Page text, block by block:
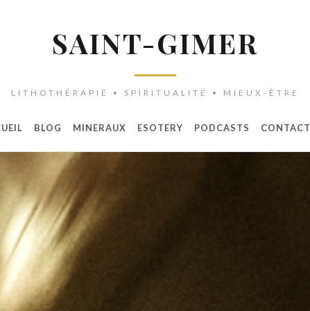
SAINT-GIMER
LITHOTHÉRAPIE • SPIRITUALITÉ • MIEUX-ÊTRE
BLOG MINERAUX ESOTERY PODCASTS CONTACT